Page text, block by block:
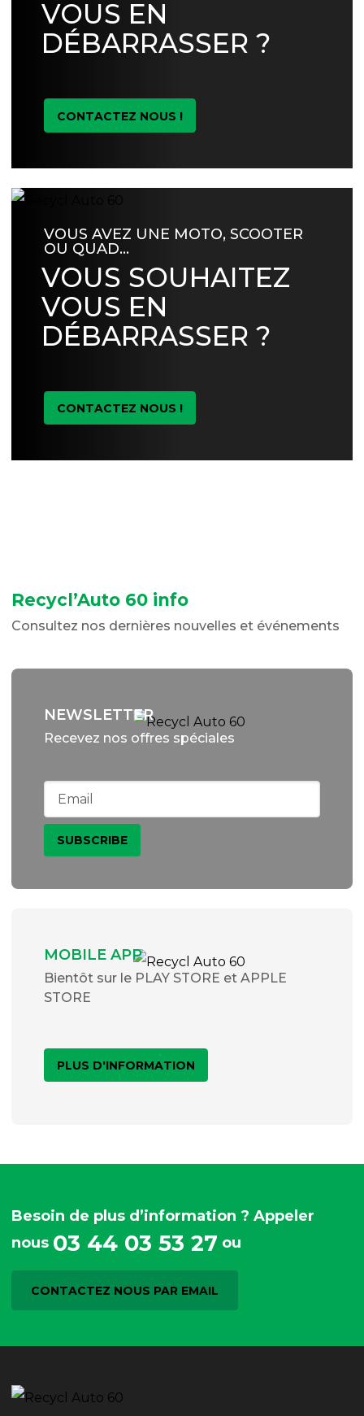
VOUS EN
DÉBARRASSER ?
CONTACTEZ NOUS !
VOUS AVEZ UNE MOTO, SCOOTER
OU QUAD…
VOUS SOUHAITEZ
VOUS EN
DÉBARRASSER ?
CONTACTEZ NOUS !
Recycl’Auto 60 info
Consultez nos dernières nouvelles et événements
NEWSLETTER
Recevez nos offres spéciales
MOBILE APP
Bientôt sur le PLAY STORE et APPLE
STORE
PLUS D'INFORMATION
Besoin de plus d’information ? Appeler
nous 03 44 03 53 27 ou
CONTACTEZ NOUS PAR EMAIL